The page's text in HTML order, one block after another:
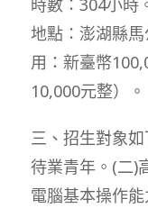
地點：澎湖縣
用：新臺幣
10,000元整）。
三、招生對象
待業青年。(二)
電腦基本操作能